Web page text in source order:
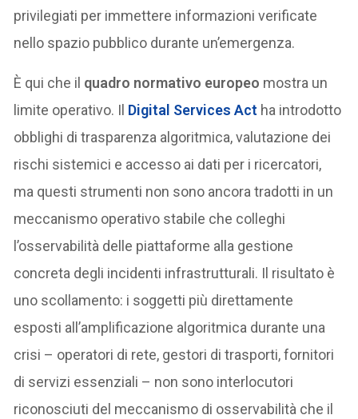
privilegiati per immettere informazioni verificate
nello spazio pubblico durante un’emergenza.
È qui che il quadro normativo europeo mostra un
limite operativo. Il Digital Services Act ha introdotto
obblighi di trasparenza algoritmica, valutazione dei
rischi sistemici e accesso ai dati per i ricercatori,
ma questi strumenti non sono ancora tradotti in un
meccanismo operativo stabile che colleghi
l’osservabilità delle piattaforme alla gestione
concreta degli incidenti infrastrutturali. Il risultato è
uno scollamento: i soggetti più direttamente
esposti all’amplificazione algoritmica durante una
crisi – operatori di rete, gestori di trasporti, fornitori
di servizi essenziali – non sono interlocutori
riconosciuti del meccanismo di osservabilità che il